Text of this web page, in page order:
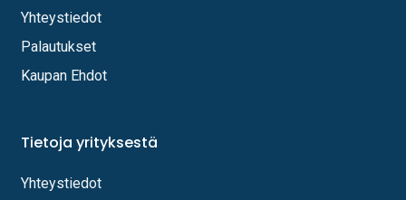
Yhteystiedot
Palautukset
Kaupan Ehdot
Tietoja yrityksestä
Yhteystiedot